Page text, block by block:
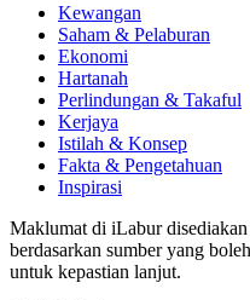
Kewangan
Saham & Pelaburan
Ekonomi
Hartanah
Perlindungan & Takaful
Kerjaya
Istilah & Konsep
Fakta & Pengetahuan
Inspirasi
Maklumat di iLabur
berdasarkan sumber yang
untuk kepastian lanjut.